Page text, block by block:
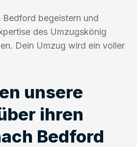
begeistern und
des Umzugskönig
Dein Umzug wird ein voller
unsere
ihren
Bedford